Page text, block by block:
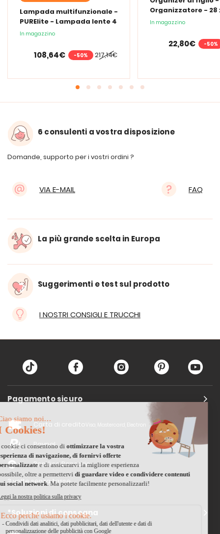
Lampada multifunzionale -
PURElite - Lampada lente 4
in 1
In magazzino
217,14€
108,64€ -50%
Organizzatore - 28
cm
In magazzino
22,80€ -50%
6 consulenti a vostra disposizione
Domande, supporto per i vostri ordini ?
VIA E-MAIL FAQ
La più grande scelta in Europa
Suggerimenti e test sul prodotto
I NOSTRI CONSIGLI E TRUCCHI
Pagamento sicuro
Carta di credito Visa, Mastercard, Electron
Paypal
Bonifico Bancario
3 volte senza tasse
*Soluzioni di consegna